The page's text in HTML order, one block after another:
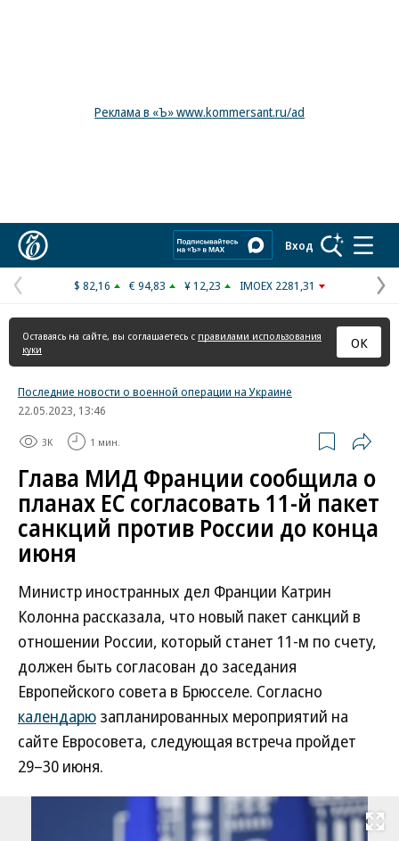
Реклама в «Ъ» www.kommersant.ru/ad
Вход
Предыдущая
страница
$ 82,16 € 94,83 ¥ 12,23 IMOEX 2281,31
Оставаясь на сайте, вы соглашаетесь с правилами использования
куки
ОК
Последние новости о военной операции на Украине
22.05.2023, 13:46
3K 1 мин.
Глава МИД Франции сообщила о
планах ЕС согласовать 11-й пакет
санкций против России до конца
июня
Министр иностранных дел Франции Катрин
Колонна рассказала, что новый пакет санкций в
отношении России, который станет 11-м по счету,
должен быть согласован до заседания
Европейского совета в Брюсселе. Согласно
календарю запланированных мероприятий на
сайте Евросовета, следующая встреча пройдет
29–30 июня.
Развернуть